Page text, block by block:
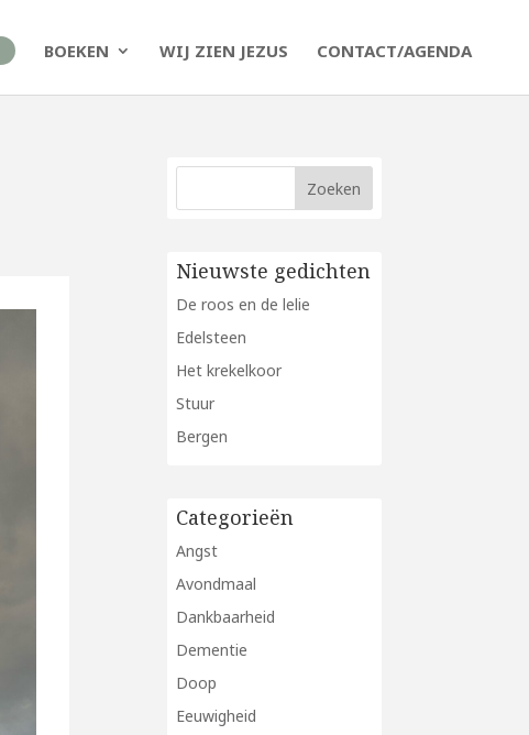
BOEKEN WIJ ZIEN JEZUS CONTACT/AGENDA
Nieuwste gedichten
De roos en de lelie
Edelsteen
Het krekelkoor
Stuur
Bergen
Categorieën
Angst
Avondmaal
Dankbaarheid
Dementie
Doop
Eeuwigheid